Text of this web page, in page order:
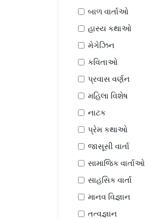
બાળ વાર્તાઓ
હાસ્ય કથાઓ
મેગેઝિન
કવિતાઓ
પ્રવાસ વર્ણન
મહિલા વિશેષ
નાટક
પ્રેમ કથાઓ
જાસૂસી વાર્તા
સામાજિક વાર્તાઓ
સાહસિક વાર્તા
માનવ વિજ્ઞાન
તત્વજ્ઞાન